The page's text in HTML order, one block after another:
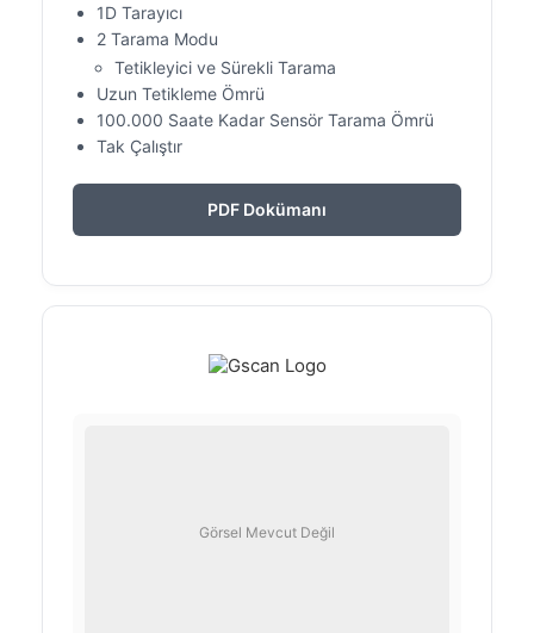
1D Tarayıcı
2 Tarama Modu
Tetikleyici ve Sürekli Tarama
Uzun Tetikleme Ömrü
100.000 Saate Kadar Sensör Tarama Ömrü
Tak Çalıştır
PDF Dokümanı
Görsel Mevcut Değil